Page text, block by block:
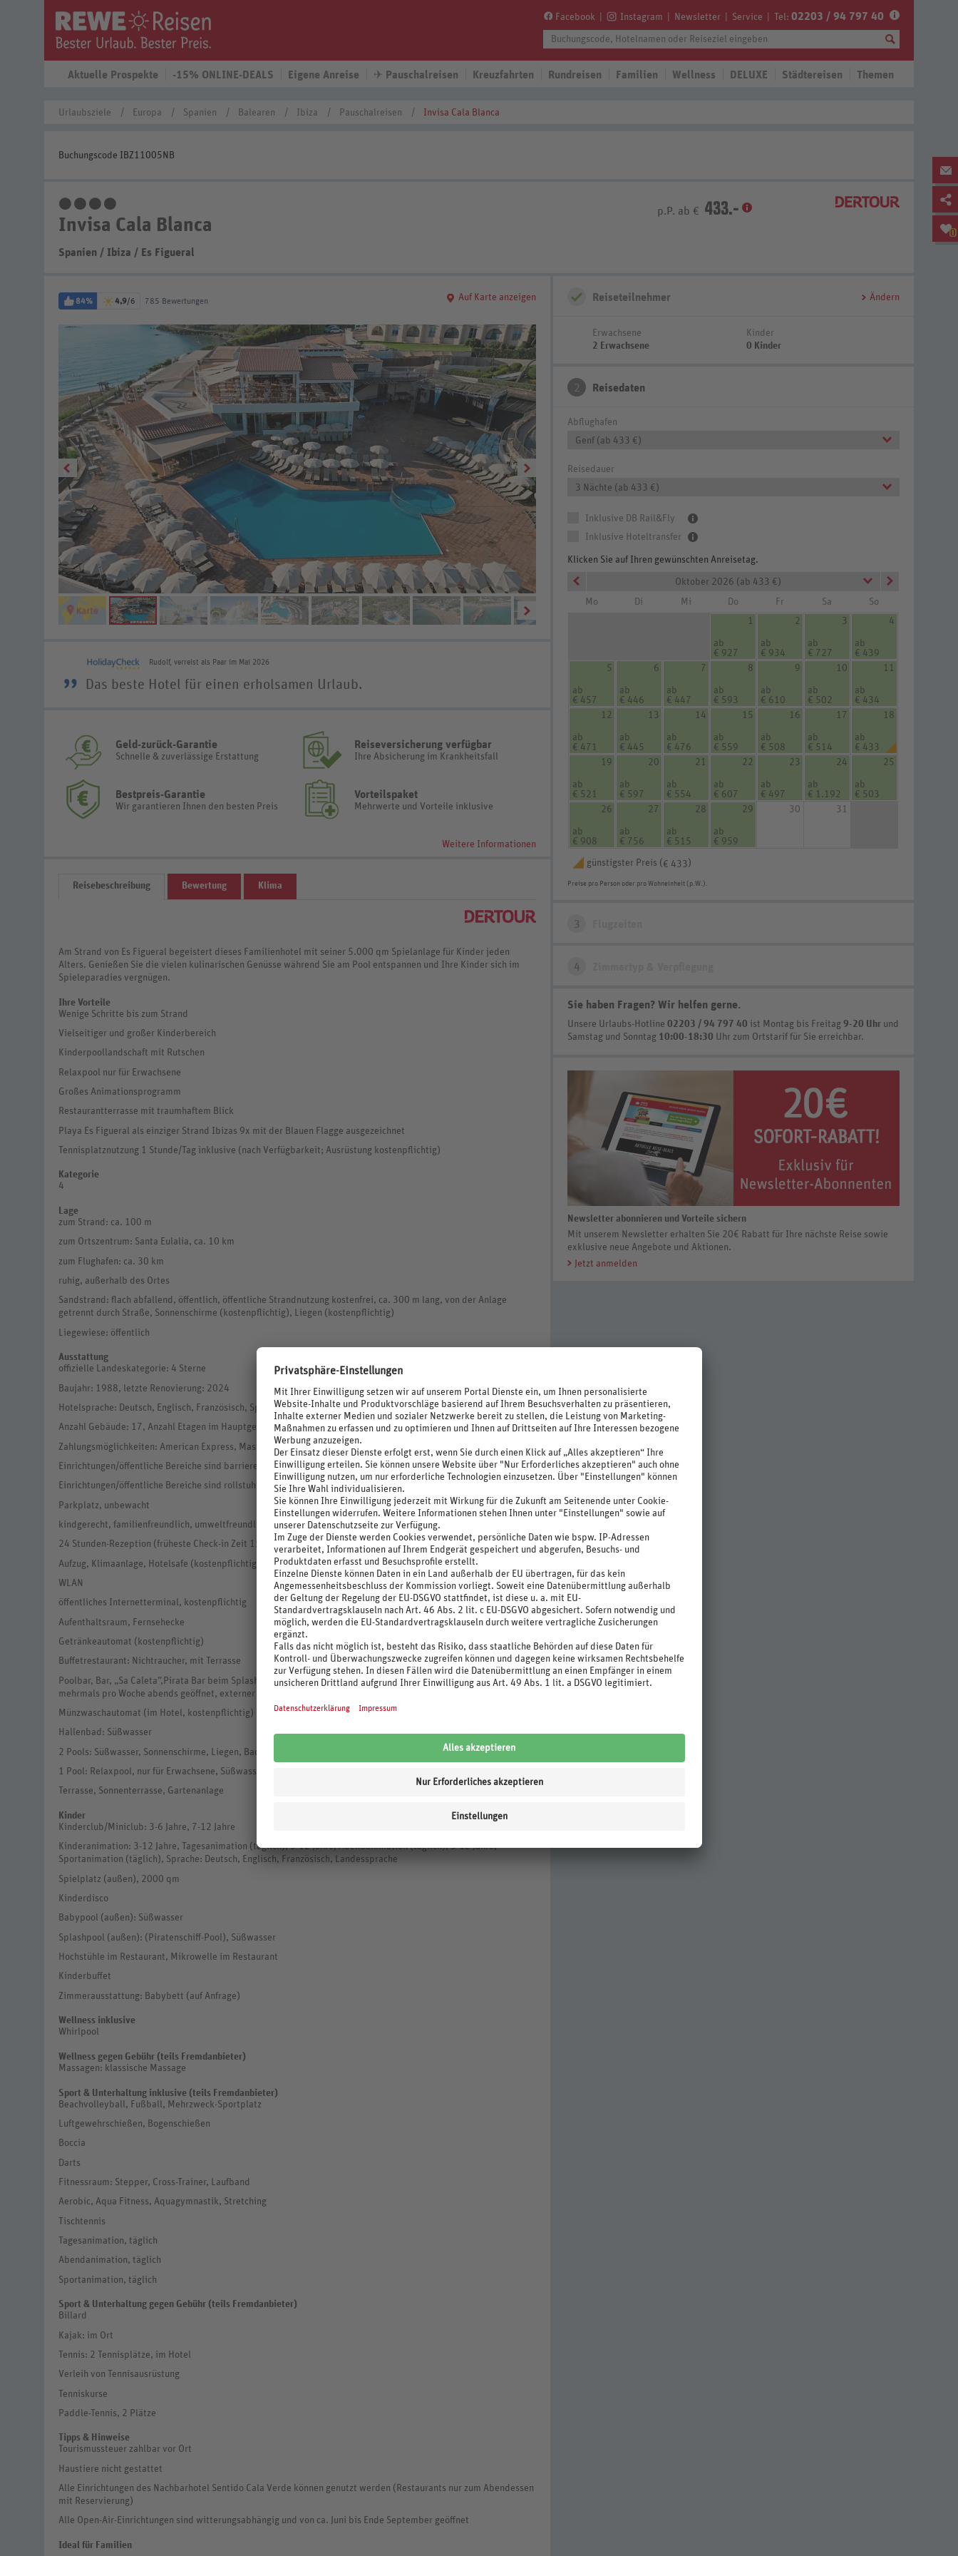
Facebook Instagram Newsletter Service Tel: 02203 / 94 797 40
Aktuelle Prospekte -15% ONLINE-DEALS Eigene Anreise ✈ Pauschalreisen Kreuzfahrten Rundreisen Familien Wellness DELUXE Städtereisen Themen
0
Urlaubsziele Europa Spanien Balearen Ibiza Pauschalreisen Invisa Cala Blanca
Buchungscode IBZ11005NB
Invisa Cala Blanca
Spanien / Ibiza / Es Figueral
p.P. ab € 433.-
84% 4,9/6 785 Bewertungen Auf Karte anzeigen
Wohnbeispiel Doppelzimmer Superior (Zimmercodierung DS1)
Rudolf, verreist als Paar im Mai 2026
” Das beste Hotel für einen erholsamen Urlaub.
Geld-zurück-Garantie
Schnelle & zuverlässige Erstattung
Reiseversicherung verfügbar
Ihre Absicherung im Krankheitsfall
Bestpreis-Garantie
Wir garantieren Ihnen den besten Preis
Vorteilspaket
Mehrwerte und Vorteile inklusive
Weitere Informationen
Reisebeschreibung Bewertung Klima
Am Strand von Es Figueral begeistert dieses Familienhotel mit seiner 5.000 qm Spielanlage für Kinder jeden
Alters. Genießen Sie die vielen kulinarischen Genüsse während Sie am Pool entspannen und Ihre Kinder sich im
Spieleparadies vergnügen.
Ihre Vorteile
Wenige Schritte bis zum Strand
Vielseitiger und großer Kinderbereich
Kinderpoollandschaft mit Rutschen
Relaxpool nur für Erwachsene
Großes Animationsprogramm
Restaurantterrasse mit traumhaftem Blick
Playa Es Figueral als einziger Strand Ibizas 9x mit der Blauen Flagge ausgezeichnet
Tennisplatznutzung 1 Stunde/Tag inklusive (nach Verfügbarkeit; Ausrüstung kostenpflichtig)
Kategorie
4
Lage
zum Strand: ca. 100 m
zum Ortszentrum: Santa Eulalia, ca. 10 km
zum Flughafen: ca. 30 km
ruhig, außerhalb des Ortes
Sandstrand: flach abfallend, öffentlich, öffentliche Strandnutzung kostenfrei, ca. 300 m lang, von der Anlage
getrennt durch Straße, Sonnenschirme (kostenpflichtig), Liegen (kostenpflichtig)
Liegewiese: öffentlich
Ausstattung
offizielle Landeskategorie: 4 Sterne
Baujahr: 1988, letzte Renovierung: 2024
Hotelsprache: Deutsch, Englisch, Französisch, Spanisch, Italienisch
Anzahl Gebäude: 17, Anzahl Etagen im Hauptgebäude: 3, Anzahl Wohneinheiten: 448
Zahlungsmöglichkeiten: American Express, MasterCard, Visa
Einrichtungen/öffentliche Bereiche sind barrierefrei
Einrichtungen/öffentliche Bereiche sind rollstuhlgerecht
Parkplatz, unbewacht
kindgerecht, familienfreundlich, umweltfreundlich, modern
24 Stunden-Rezeption (früheste Check-in Zeit 15 Uhr, späteste Check-out Zeit 12 Uhr)
Aufzug, Klimaanlage, Hotelsafe (kostenpflichtig), Gepäckraum
WLAN
öffentliches Internetterminal, kostenpflichtig
Aufenthaltsraum, Fernsehecke
Getränkeautomat (kostenpflichtig)
Buffetrestaurant: Nichtraucher, mit Terrasse
Poolbar, Bar, „Sa Caleta”,Pirata Bar beim Splashpool. Chill Out Bar beim Adults Only Pool (kostenpflichtig,
mehrmals pro Woche abends geöffnet, externer Anbieter)
Münzwaschautomat (im Hotel, kostenpflichtig)
Hallenbad: Süßwasser
2 Pools: Süßwasser, Sonnenschirme, Liegen, Badetuch (gegen Kaution)
1 Pool: Relaxpool, nur für Erwachsene, Süßwasser, Sonnenschirme, Liegen, Badetuch (gegen Kaution)
Terrasse, Sonnenterrasse, Gartenanlage
Kinder
Kinderclub/Miniclub: 3-6 Jahre, 7-12 Jahre
Kinderanimation: 3-12 Jahre, Tagesanimation (täglich), 3-12 Jahre, Abendanimation (täglich), 3-12 Jahre,
Sportanimation (täglich), Sprache: Deutsch, Englisch, Französisch, Landessprache
Spielplatz (außen), 2000 qm
Kinderdisco
Babypool (außen): Süßwasser
Splashpool (außen): (Piratenschiff-Pool), Süßwasser
Hochstühle im Restaurant, Mikrowelle im Restaurant
Kinderbuffet
Zimmerausstattung: Babybett (auf Anfrage)
Wellness inklusive
Whirlpool
Wellness gegen Gebühr (teils Fremdanbieter)
Massagen: klassische Massage
Sport & Unterhaltung inklusive (teils Fremdanbieter)
Beachvolleyball, Fußball, Mehrzweck-Sportplatz
Luftgewehrschießen, Bogenschießen
Boccia
Darts
Fitnessraum: Stepper, Cross-Trainer, Laufband
Aerobic, Aqua Fitness, Aquagymnastik, Stretching
Tischtennis
Tagesanimation, täglich
Abendanimation, täglich
Sportanimation, täglich
Sport & Unterhaltung gegen Gebühr (teils Fremdanbieter)
Billard
Kajak: im Ort
Tennis: 2 Tennisplätze, im Hotel
Verleih von Tennisausrüstung
Tenniskurse
Paddle-Tennis, 2 Plätze
Tipps & Hinweise
Tourismussteuer zahlbar vor Ort
Haustiere nicht gestattet
Alle Einrichtungen des Nachbarhotel Sentido Cala Verde können genutzt werden (Restaurants nur zum Abendessen
mit Reservierung)
Alle Open-Air-Einrichtungen sind witterungsabhängig und von ca. Juni bis Ende September geöffnet
Ideal für Familien
Reiseteilnehmer Ändern
Erwachsene
2 Erwachsene
Kinder
0 Kinder
2 Reisedaten
Abflughafen
Genf (ab 433 €)
Reisedauer
3 Nächte (ab 433 €)
Inklusive DB Rail&Fly
Inklusive Hoteltransfer
Klicken Sie auf Ihren gewünschten Anreisetag.
Oktober 2026 (ab 433 €)
Mo
Di Mi Do Fr Sa
So
1
ab
€ 927
2
ab
€ 934
3
ab
€ 727
4
ab
€ 439
5
ab
€ 457
6
ab
€ 446
7
ab
€ 447
8
ab
€ 593
9
ab
€ 610
10
ab
€ 502
11
ab
€ 434
12
ab
€ 471
13
ab
€ 445
14
ab
€ 476
15
ab
€ 559
16
ab
€ 508
17
ab
€ 514
18
ab
€ 433
19
ab
€ 521
20
ab
€ 597
21
ab
€ 554
22
ab
€ 607
23
ab
€ 497
24
ab
€ 1.192
25
ab
€ 503
26
ab
€ 908
27
ab
€ 756
28
ab
€ 515
29
ab
€ 959
30 31
günstigster Preis ( € 433 )
Preise pro Person oder pro Wohneinheit (p.W.).
3
4
Sie haben Fragen? Wir helfen gerne.
Unsere Urlaubs-Hotline 02203 / 94 797 40 ist Montag bis Freitag 9-20 Uhr und
Samstag und Sonntag 10:00-18:30 Uhr zum Ortstarif für Sie erreichbar.
Newsletter abonnieren und Vorteile sichern
Mit unserem Newsletter erhalten Sie 20€ Rabatt für Ihre nächste Reise sowie
exklusive neue Angebote und Aktionen.
Jetzt anmelden